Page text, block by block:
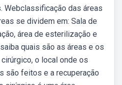
Webclassificação das áreas
se dividem em: Sala de
área de esterilização e
quais são as áreas e os
o local onde os
são feitos e a recuperação